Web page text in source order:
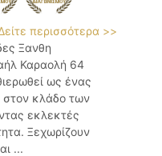
περισσότερα >>
Ξανθη
Καραολή 64
ως ένας
στον κλάδο των
εκλεκτές
Ξεχωρίζουν
...